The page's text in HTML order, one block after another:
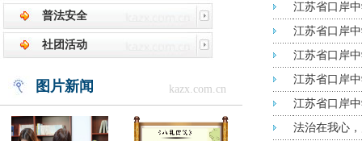
普法安全
社团活动
图片新闻 kazx.com.cn
江苏省口岸
江苏省口岸
江苏省口岸
江苏省口岸
江苏省口岸
法治在我心